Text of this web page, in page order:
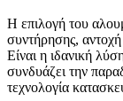
Η επιλογή του
συντήρησης, αντοχή
Είναι η ιδανική
συνδυάζει την
τεχνολογία